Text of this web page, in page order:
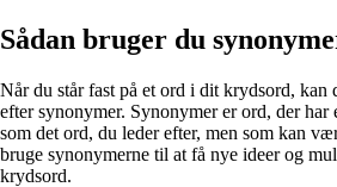
Sådan bruger du
Når du står fast på et ord i dit krydsord,
efter synonymer. Synonymer er ord, der har
som det ord, du leder efter, men som kan
bruge synonymerne til at få nye ideer og
krydsord.